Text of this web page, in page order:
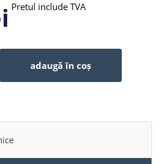
Pretul include TVA
adaugă în coș